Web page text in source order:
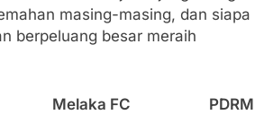
masing-masing, dan siapa
berpeluang besar meraih
Melaka FC
PDRM